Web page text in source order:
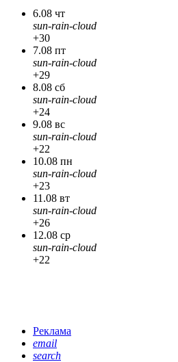
6.08 чт
sun-rain-cloud
+30
7.08 пт
sun-rain-cloud
+29
8.08 сб
sun-rain-cloud
+24
9.08 вс
sun-rain-cloud
+22
10.08 пн
sun-rain-cloud
+23
11.08 вт
sun-rain-cloud
+26
12.08 ср
sun-rain-cloud
+22
Реклама
email
search